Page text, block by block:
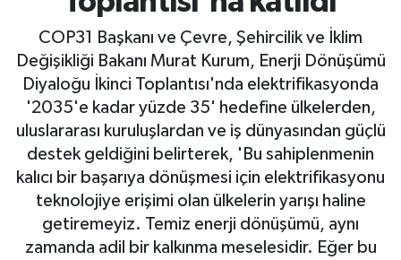
COP31 Başkanı ve Çevre, Şehircilik ve İklim
Değişikliği Bakanı Murat Kurum, Enerji Dönüşümü
Diyaloğu İkinci Toplantısı'nda elektrifikasyonda
'2035'e kadar yüzde 35' hedefine ülkelerden,
uluslararası kuruluşlardan ve iş dünyasından güçlü
destek geldiğini belirterek, 'Bu sahiplenmenin
kalıcı bir başarıya dönüşmesi için elektrifikasyonu
teknolojiye erişimi olan ülkelerin yarışı haline
getiremeyiz. Temiz enerji dönüşümü, aynı
zamanda adil bir kalkınma meselesidir. Eğer bu
Lojistik
Otovitrin
Asayiş
Magazin
Gayrimenkul
Spor
Son Dakika Haberleri
Haber Arşivi